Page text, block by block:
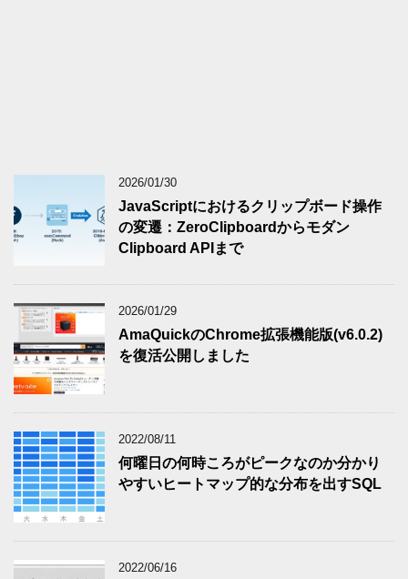
2026/01/30
JavaScriptにおけるクリップボード操作
の変遷：ZeroClipboardからモダン
Clipboard APIまで
2026/01/29
AmaQuickのChrome拡張機能版(v6.0.2)
を復活公開しました
2022/08/11
何曜日の何時ころがピークなのか分かり
やすいヒートマップ的な分布を出すSQL
2022/06/16